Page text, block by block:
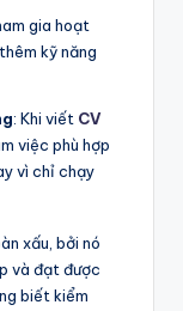
gia hoạt
kỹ năng
: Khi viết CV
việc phù hợp
vì chỉ chạy
xấu, bởi nó
và đạt được
biết kiểm